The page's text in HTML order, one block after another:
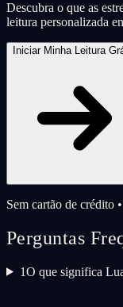
Descubra o que as
leitura personalizada
Iniciar Minha Leitura
Sem cartão de crédito
Perguntas
1O que significa